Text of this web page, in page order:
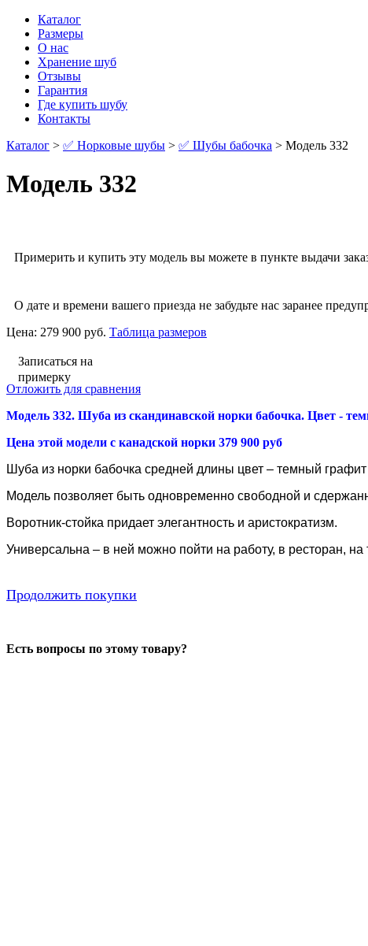
Каталог
Размеры
О нас
Хранение шуб
Отзывы
Гарантия
Где купить шубу
Контакты
Каталог > ✅ Норковые шубы > ✅ Шубы бабочка > Модель 332
Модель 332
Примерить и купить эту модель вы можете в пункте выдачи
О дате и времени вашего приезда не забудьте нас заранее
Цена: 279 900 руб. Таблица размеров
Записаться на
примерку
Отложить для сравнения
Модель 332. Шуба из скандинавской норки бабочка. Цвет -
Цена этой модели с канадской норки 379 900 руб
Шуба из норки бабочка средней длины цвет – темный
Модель позволяет быть одновременно свободной и
Воротник-стойка придает элегантность и аристократизм.
Универсальна – в ней можно пойти на работу, в ресторан,
Продолжить покупки
Есть вопросы по этому товару?